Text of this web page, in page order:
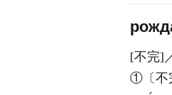
[不完]
①〔不